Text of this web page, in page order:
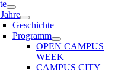
Geschichte
Programm
OPEN CAMPUS
WEEK
CAMPUS CITY